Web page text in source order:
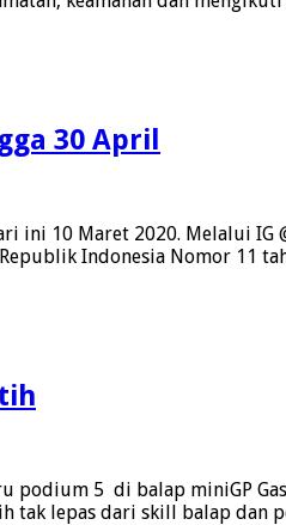
30 April
ini 10 Maret 2020. Melalui
Indonesia Nomor 11
podium 5 di balap miniGP
tak lepas dari skill balap dan